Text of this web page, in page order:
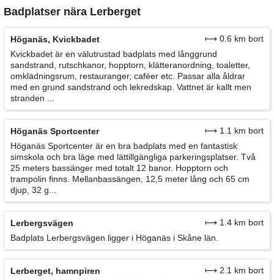
Badplatser nära Lerberget
Höganäs, Kvickbadet
⟼ 0.6 km bort
Kvickbadet är en välutrustad badplats med långgrund
sandstrand, rutschkanor, hopptorn, klätteranordning, toaletter,
omklädningsrum, restauranger, caféer etc. Passar alla åldrar
med en grund sandstrand och lekredskap. Vattnet är kallt men
stranden ...
Höganäs Sportcenter
⟼ 1.1 km bort
Höganäs Sportcenter är en bra badplats med en fantastisk
simskola och bra läge med lättillgängliga parkeringsplatser. Två
25 meters bassänger med totalt 12 banor. Hopptorn och
trampolin finns. Mellanbassängen, 12,5 meter lång och 65 cm
djup, 32 g...
Lerbergsvägen
⟼ 1.4 km bort
Badplats Lerbergsvägen ligger i Höganäs i Skåne län.
Lerberget, hamnpiren
⟼ 2.1 km bort